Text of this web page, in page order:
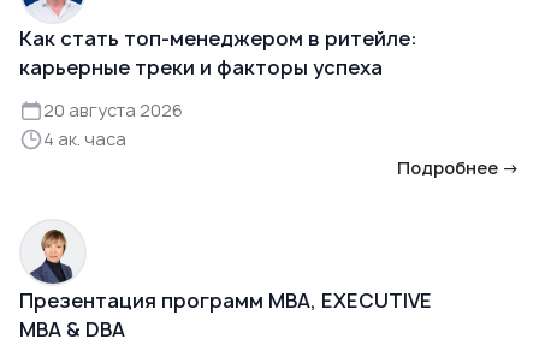
Как стать топ-менеджером в ритейле:
карьерные треки и факторы успеха
20 августа 2026
4 ак. часа
Подробнее →
Презентация программ MBA, EXECUTIVE
MBA & DBA